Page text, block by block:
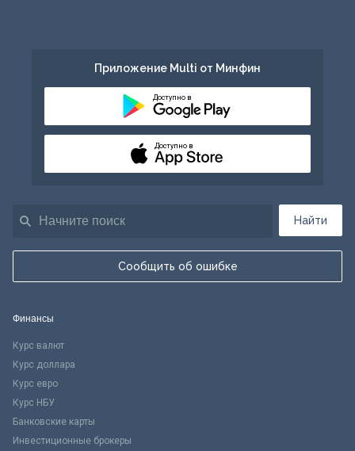
Найти
Сообщить об ошибке
Приложение Multi от Минфин
Доступно в
Доступно в
Финансы
Курс валют
Курс доллара
Курс евро
Курс НБУ
Банковские карты
Инвестиционные брокеры